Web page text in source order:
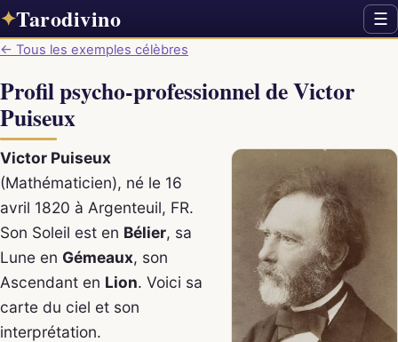
✦Tarodivino ☰
← Tous les exemples célèbres
Profil psycho-professionnel de Victor
Puiseux
Victor Puiseux
(Mathématicien), né le 16
avril 1820 à Argenteuil, FR.
Son Soleil est en Bélier, sa
Lune en Gémeaux, son
Ascendant en Lion. Voici sa
carte du ciel et son
interprétation.